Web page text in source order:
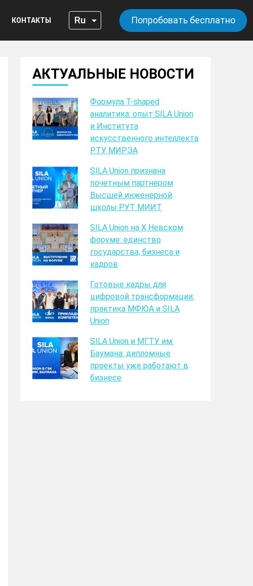
КОНТАКТЫ Попробовать бесплатно
АКТУАЛЬНЫЕ НОВОСТИ
Формула T-shaped
аналитика: опыт SILA Union
и Института
искусственного интеллекта
РТУ МИРЭА
SILA Union признана
почетным партнером
Высшей инженерной
школы РУТ МИИТ
SILA Union на X Невском
форуме: единство
государства, бизнеса и
кадров
Готовые кадры для
цифровой трансформации:
практика МФЮА и SILA
Union
SILA Union и МГТУ им.
Баумана: дипломные
проекты уже работают в
бизнесе